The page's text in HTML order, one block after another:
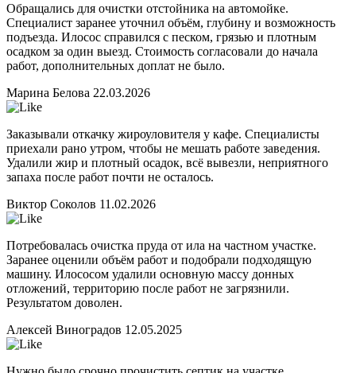
Обращались для очистки отстойника на автомойке.
Специалист заранее уточнил объём, глубину и возможность
подъезда. Илосос справился с песком, грязью и плотным
осадком за один выезд. Стоимость согласовали до начала
работ, дополнительных доплат не было.
Марина Белова 22.03.2026
Заказывали откачку жироуловителя у кафе. Специалисты
приехали рано утром, чтобы не мешать работе заведения.
Удалили жир и плотный осадок, всё вывезли, неприятного
запаха после работ почти не осталось.
Виктор Соколов 11.02.2026
Потребовалась очистка пруда от ила на частном участке.
Заранее оценили объём работ и подобрали подходящую
машину. Илососом удалили основную массу донных
отложений, территорию после работ не загрязнили.
Результатом доволен.
Алексей Виноградов 12.05.2025